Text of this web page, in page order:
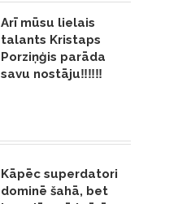
Arī mūsu lielais
talants Kristaps
Porziņģis parāda
savu nostāju‼️‼️‼️
Kāpēc superdatori
dominē šahā, bet